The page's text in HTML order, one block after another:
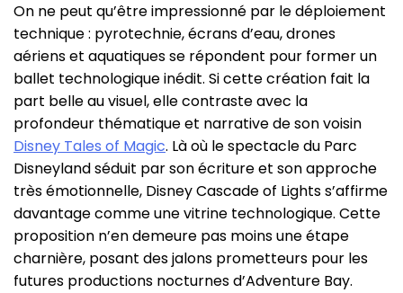
On ne peut qu’être impressionné par le déploiement
technique : pyrotechnie, écrans d’eau, drones
aériens et aquatiques se répondent pour former un
ballet technologique inédit. Si cette création fait la
part belle au visuel, elle contraste avec la
profondeur thématique et narrative de son voisin
Disney Tales of Magic. Là où le spectacle du Parc
Disneyland séduit par son écriture et son approche
très émotionnelle, Disney Cascade of Lights s’affirme
davantage comme une vitrine technologique. Cette
proposition n’en demeure pas moins une étape
charnière, posant des jalons prometteurs pour les
futures productions nocturnes d’Adventure Bay.